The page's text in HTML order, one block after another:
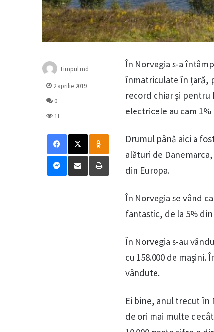
În Norvegia s-a
înmatriculate în țară,
record chiar și pentru
electricele au cam
Drumul până aici a
alături de
din Europa.
În Norvegia se vând
fantastic, de la 5%
În Norvegia s-au
cu 158.000 de mașini.
vândute.
Ei bine, anul trecut în
de ori mai multe
Timpul.md
2 aprilie 2019
0
11
Facebook
X Odnoklassniki
Messenger
Distribuie prin mail Tipărește